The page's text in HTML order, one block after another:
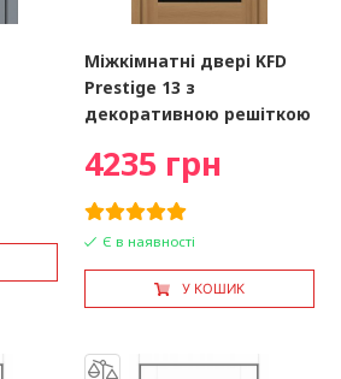
Міжкімнатні двері KFD
Prestige 13 з
декоративною решіткою
4235 грн
Є в наявності
У КОШИК